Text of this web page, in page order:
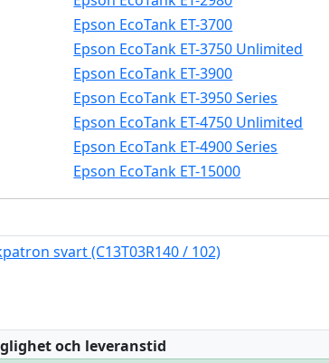
Epson EcoTank ET-3700
Epson EcoTank ET-3750 Unlimited
Epson EcoTank ET-3900
Epson EcoTank ET-3950 Series
Epson EcoTank ET-4750 Unlimited
Epson EcoTank ET-4900 Series
Epson EcoTank ET-15000
svart (C13T03R140 / 102)
och leveranstid